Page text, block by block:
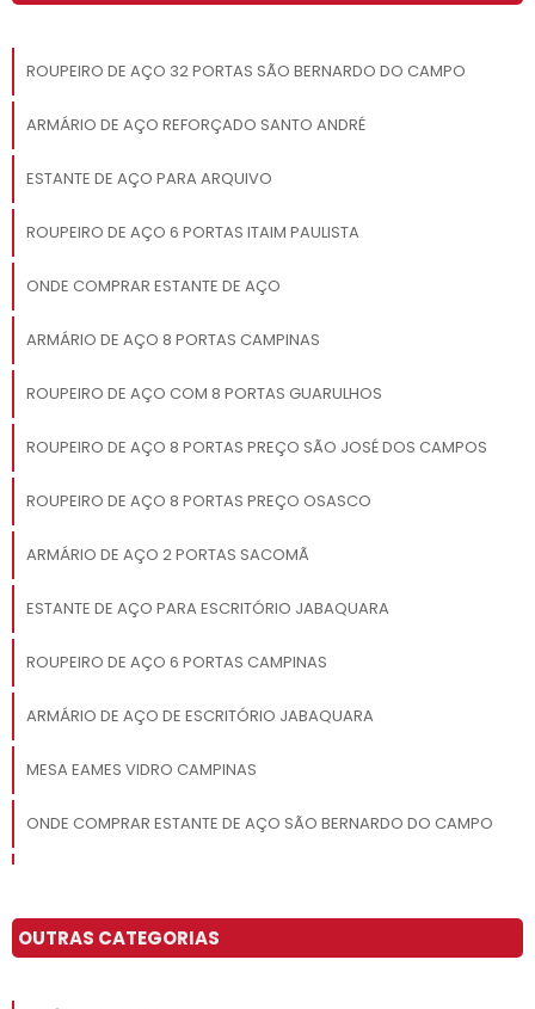
ROUPEIRO DE AÇO 32 PORTAS SÃO BERNARDO DO CAMPO
ARMÁRIO DE AÇO REFORÇADO SANTO ANDRÉ
ESTANTE DE AÇO PARA ARQUIVO
ROUPEIRO DE AÇO 6 PORTAS ITAIM PAULISTA
ONDE COMPRAR ESTANTE DE AÇO
ARMÁRIO DE AÇO 8 PORTAS CAMPINAS
ROUPEIRO DE AÇO COM 8 PORTAS GUARULHOS
ROUPEIRO DE AÇO 8 PORTAS PREÇO SÃO JOSÉ DOS CAMPOS
ROUPEIRO DE AÇO 8 PORTAS PREÇO OSASCO
ARMÁRIO DE AÇO 2 PORTAS SACOMÃ
ESTANTE DE AÇO PARA ESCRITÓRIO JABAQUARA
ROUPEIRO DE AÇO 6 PORTAS CAMPINAS
ARMÁRIO DE AÇO DE ESCRITÓRIO JABAQUARA
MESA EAMES VIDRO CAMPINAS
ONDE COMPRAR ESTANTE DE AÇO SÃO BERNARDO DO CAMPO
ARMÁRIO DE AÇO TIPO ROUPEIRO SACOMÃ
OUTRAS CATEGORIAS